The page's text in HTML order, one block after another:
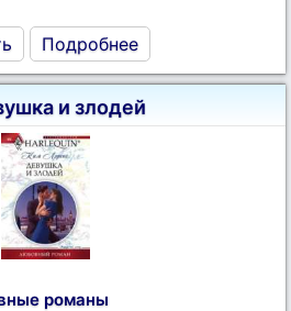
Подробнее
и злодей
романы